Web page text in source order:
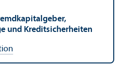
und Kreditsicherheiten